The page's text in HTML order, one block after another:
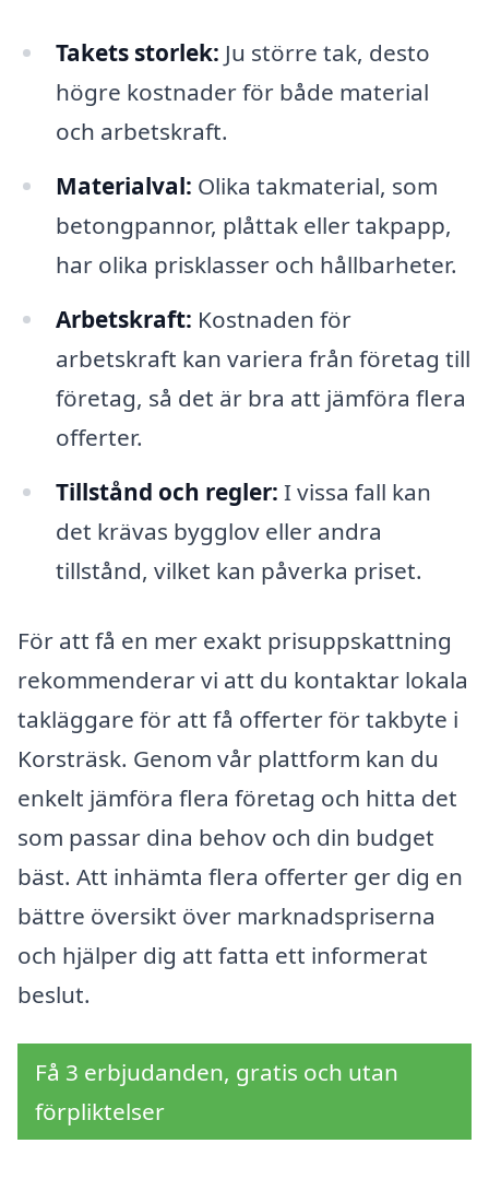
Takets storlek: Ju större tak, desto
högre kostnader för både material
och arbetskraft.
Materialval: Olika takmaterial, som
betongpannor, plåttak eller takpapp,
har olika prisklasser och hållbarheter.
Arbetskraft: Kostnaden för
arbetskraft kan variera från företag till
företag, så det är bra att jämföra flera
offerter.
Tillstånd och regler: I vissa fall kan
det krävas bygglov eller andra
tillstånd, vilket kan påverka priset.
För att få en mer exakt prisuppskattning
rekommenderar vi att du kontaktar lokala
takläggare för att få offerter för takbyte i
Korsträsk. Genom vår plattform kan du
enkelt jämföra flera företag och hitta det
som passar dina behov och din budget
bäst. Att inhämta flera offerter ger dig en
bättre översikt över marknadspriserna
och hjälper dig att fatta ett informerat
beslut.
Få 3 erbjudanden, gratis och utan
förpliktelser